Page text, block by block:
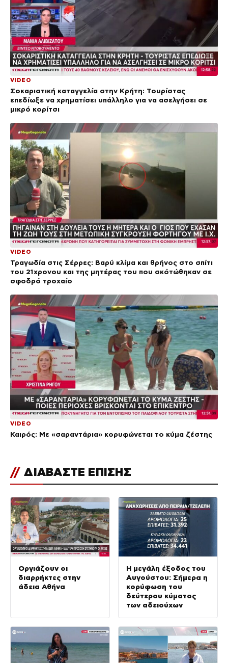
VIDEO
Σοκαριστική καταγγελία στην Κρήτη: Τουρίστας
επεδίωξε να χρηματίσει υπάλληλο για να ασελγήσει σε
μικρό κορίτσι
VIDEO
Τραγωδία στις Σέρρες: Βαρύ κλίμα και θρήνος στο σπίτι
του 21χρονου και της μητέρας του που σκότώθηκαν σε
σφοδρό τροχαίο
VIDEO
Καιρός: Με «σαραντάρια» κορυφώνεται το κύμα ζέστης
// ΔΙΑΒΑΣΤΕ ΕΠΙΣΗΣ
Οργιάζουν οι
διαρρήκτες στην
άδεια Αθήνα
Η μεγάλη έξοδος του
Αυγούστου: Σήμερα η
κορύφωση του
δεύτερου κύματος
των αδειούχων